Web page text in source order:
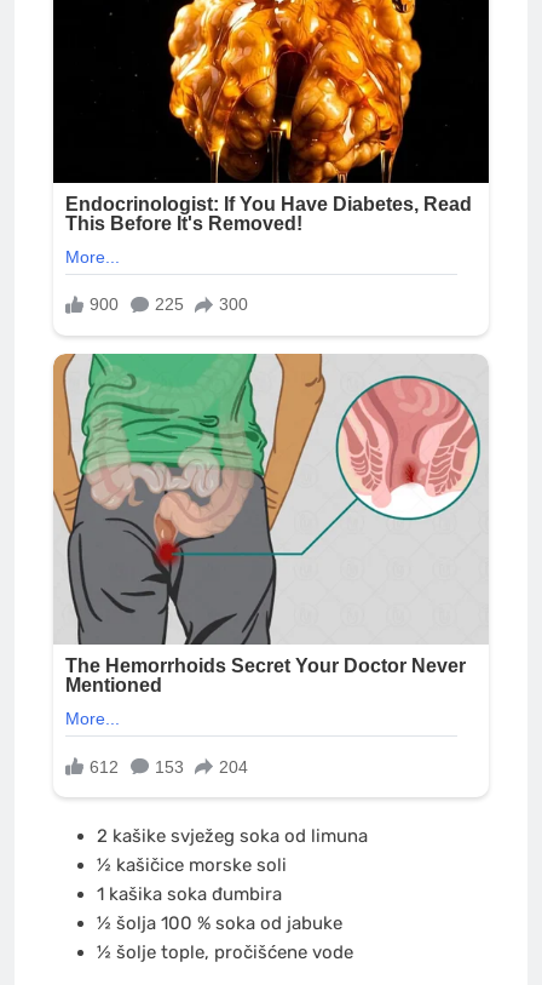
2 kašike svježeg soka od limuna
½ kašičice morske soli
1 kašika soka đumbira
½ šolja 100 % soka od jabuke
½ šolje tople, pročišćene vode